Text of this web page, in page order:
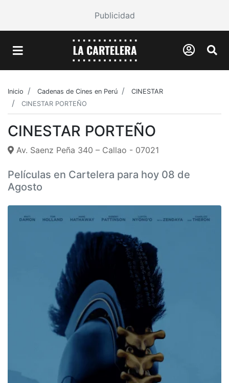
Publicidad
Inicio Cadenas de Cines en Perú
CINESTAR
CINESTAR PORTEÑO
CINESTAR PORTEÑO
Av. Saenz Peña 340 – Callao - 07021
Películas en Cartelera para hoy 08 de
Agosto